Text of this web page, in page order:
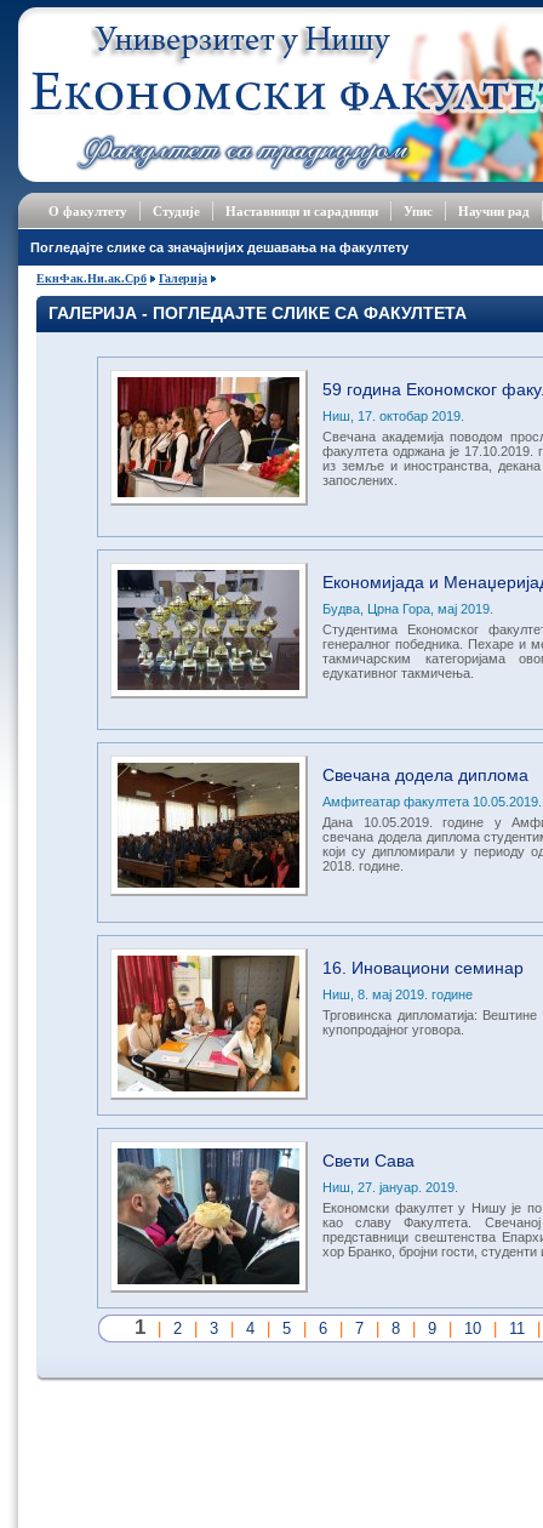
О факултету Студије Наставници и сарадници Упис Научни рад
Погледајте слике са значајнијих дешавања на факултету
ЕкнФак.Ни.ак.Срб Галерија
ГАЛЕРИЈА - ПОГЛЕДАЈТЕ СЛИКЕ СА ФАКУЛТЕТА
59 година Економског
Ниш, 17. октобар 2019.
Свечана академија поводом
факултета одржана је 17.10.2019.
из земље и иностранства,
запослених.
Економијада и
Будва, Црна Гора, мај 2019.
Студентима Економског
генералног победника. Пехаре и
такмичарским категоријама
едукативног такмичења.
Свечана додела диплома
Амфитеатар факултета 10.05.2019.
Дана 10.05.2019. године у
свечана додела диплома
који су дипломирали у периоду
2018. године.
16. Иновациони семинар
Ниш, 8. мај 2019. године
Трговинска дипломатија:
купопродајног уговора.
Свети Сава
Ниш, 27. јануар. 2019.
Економски факултет у Нишу је
као славу Факултета.
представници свештенства
хор Бранко, бројни гости,
1 2 3 4 5 6 7 8 9 10 11